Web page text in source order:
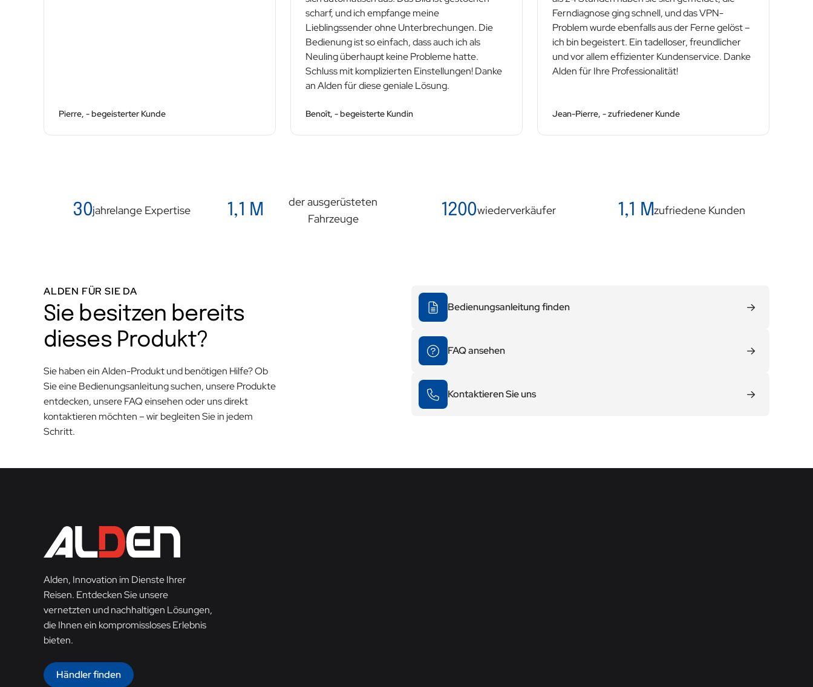
Pierre, - begeisterter Kunde
scharf, und ich empfange meine
Lieblingssender ohne Unterbrechungen. Die
Bedienung ist so einfach, dass auch ich als
Neuling überhaupt keine Probleme hatte.
Schluss mit komplizierten Einstellungen! Danke
an Alden für diese geniale Lösung.
Benoît, - begeisterte Kundin
Ferndiagnose ging schnell, und das VPN-
Problem wurde ebenfalls aus der Ferne gelöst –
ich bin begeistert. Ein tadelloser, freundlicher
und vor allem effizienter Kundenservice. Danke
Alden für Ihre Professionalität!
Jean-Pierre, - zufriedener Kunde
30jahrelange Expertise 1,1 M
der ausgerüsteten
Fahrzeuge
1200wiederverkäufer 1,1 Mzufriedene Kunden
ALDEN FÜR SIE DA
Sie besitzen bereits
dieses Produkt?
Sie haben ein Alden-Produkt und benötigen Hilfe? Ob
Sie eine Bedienungsanleitung suchen, unsere Produkte
entdecken, unsere FAQ einsehen oder uns direkt
kontaktieren möchten – wir begleiten Sie in jedem
Schritt.
Bedienungsanleitung finden
FAQ ansehen
Kontaktieren Sie uns
Alden, Innovation im Dienste Ihrer
Reisen. Entdecken Sie unsere
vernetzten und nachhaltigen Lösungen,
die Ihnen ein kompromissloses Erlebnis
bieten.
Händler finden